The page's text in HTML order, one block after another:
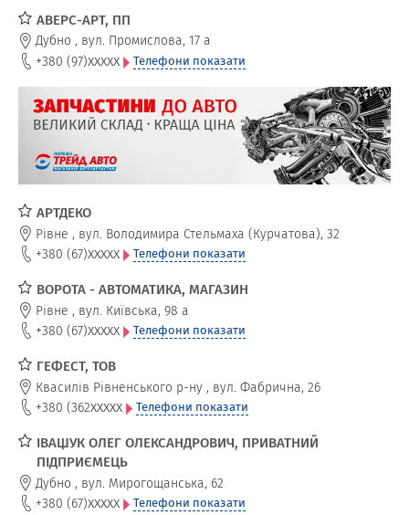
АВЕРС-АРТ, ПП
Дубно , вул. Промислова, 17 а
+380 (97)xxxxx Телефони показати
АРТДЕКО
Рівне , вул. Володимира Стельмаха (Курчатова), 32
+380 (67)xxxxx Телефони показати
ВОРОТА - АВТОМАТИКА, МАГАЗИН
Рівне , вул. Київська, 98 а
+380 (67)xxxxx Телефони показати
ГЕФЕСТ, ТОВ
Квасилів Рівненського р-ну , вул. Фабрична, 26
+380 (362xxxxx Телефони показати
ІВАЩУК ОЛЕГ ОЛЕКСАНДРОВИЧ, ПРИВАТНИЙ
ПІДПРИЄМЕЦЬ
Дубно , вул. Мирогощанська, 62
+380 (67)xxxxx Телефони показати